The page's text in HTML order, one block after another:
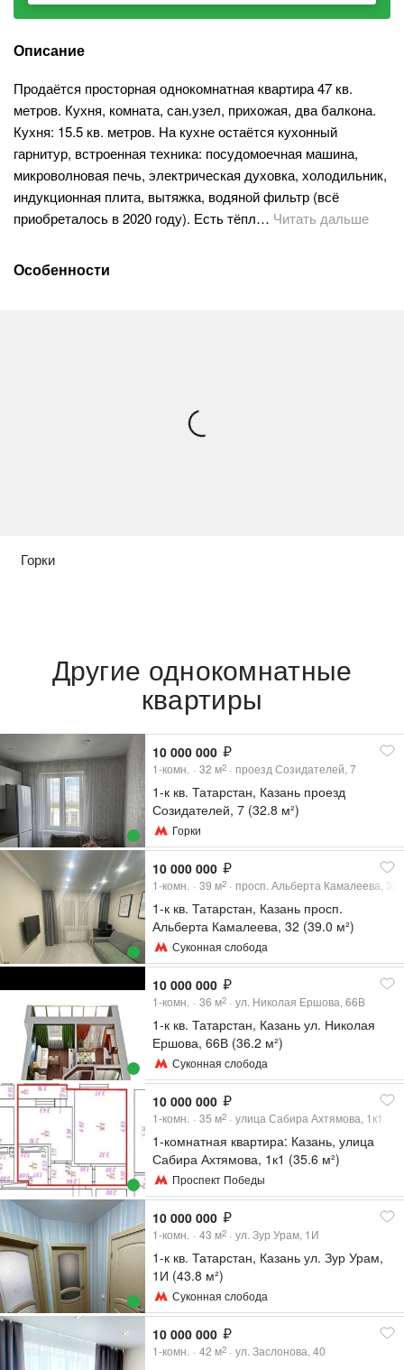
Описание
Продаётся просторная однокомнатная квартира 47 кв.
метров. Кухня, комната, сан.узел, прихожая, два балкона.
Кухня: 15.5 кв. метров. На кухне остаётся кухонный
гарнитур, встроенная техника: посудомоечная машина,
микроволновая печь, электрическая духовка, холодильник,
индукционная плита, вытяжка, водяной фильтр (всё
приобреталось в 2020 году). Есть тёпл… Читать дальше
Особенности
Горки
Другие однокомнатные
квартиры
10 000 000
1-комн. 32 м2 проезд Созидателей, 7
1-к кв. Татарстан, Казань проезд
Созидателей, 7 (32.8 м²)
Горки
10 000 000
1-комн. 39 м2 просп. Альберта Камалеева, 32
1-к кв. Татарстан, Казань просп.
Альберта Камалеева, 32 (39.0 м²)
Суконная слобода
10 000 000
1-комн. 36 м2 ул. Николая Ершова, 66В
1-к кв. Татарстан, Казань ул. Николая
Ершова, 66В (36.2 м²)
Суконная слобода
10 000 000
1-комн. 35 м2 улица Сабира Ахтямова, 1к1
1-комнатная квартира: Казань, улица
Сабира Ахтямова, 1к1 (35.6 м²)
Проспект Победы
10 000 000
1-комн. 43 м2 ул. Зур Урам, 1И
1-к кв. Татарстан, Казань ул. Зур Урам,
1И (43.8 м²)
Суконная слобода
10 000 000
1-комн. 42 м2 ул. Заслонова, 40